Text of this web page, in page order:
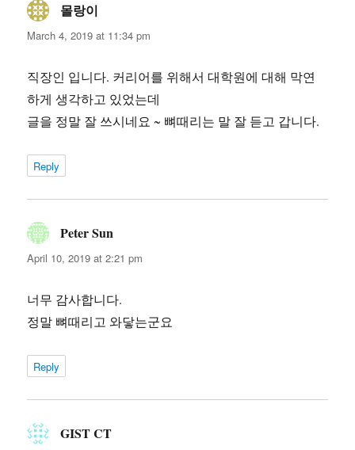
몰랑이
March 4, 2019 at 11:34 pm
직장인 입니다. 커리어를 위해서 대학원에 대해 막연
하게 생각하고 있었는데
글을 정말 잘 쓰시네요 ~ 뼈때리는 말 잘 듣고 갑니다.
Reply
Peter Sun
April 10, 2019 at 2:21 pm
너무 감사합니다.
정말 뼈때리고 와닿는군요
Reply
GIST CT